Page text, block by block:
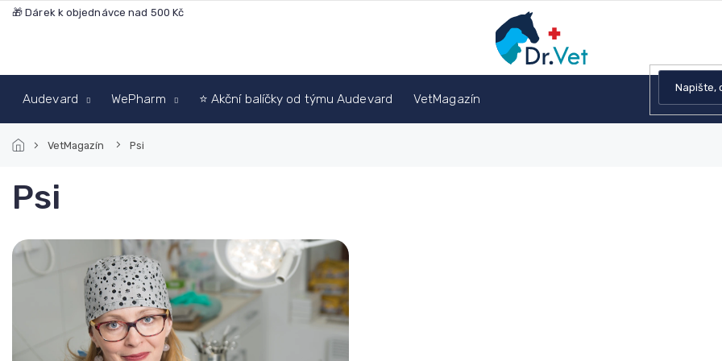
Přejít
🎁 Dárek k objednávce nad 500 Kč
Audevard WePharm ⭐ Akční balíčky od týmu Audevard VetMagazín
VetMagazín Psi
Psi
V